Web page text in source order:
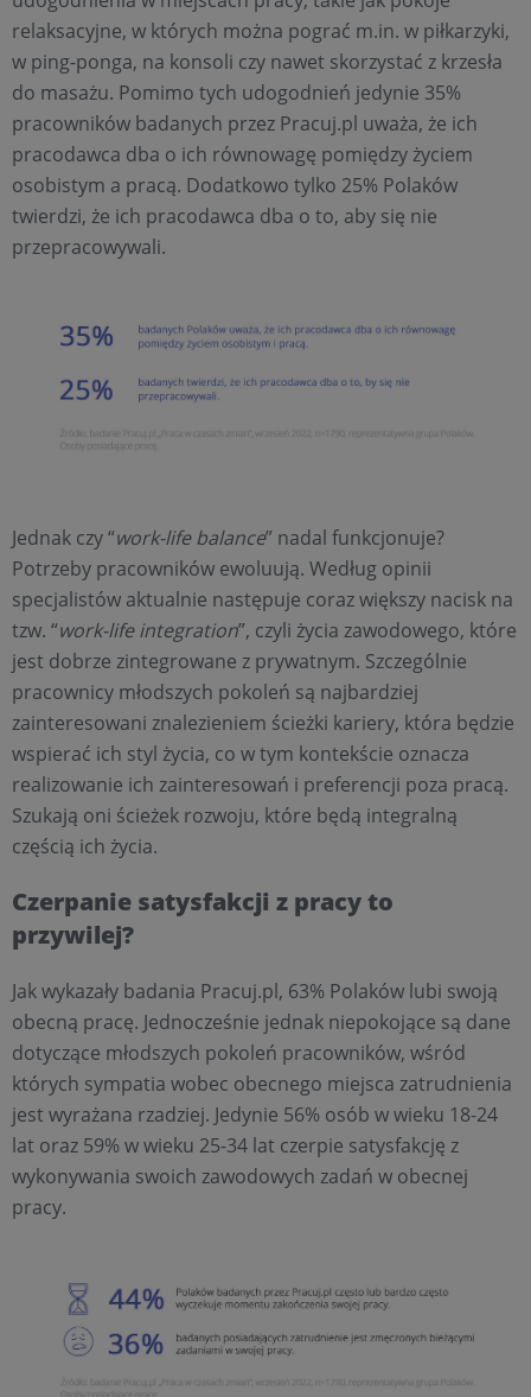
relaksacyjne, w których można pograć m.in. w piłkarzyki,
w ping-ponga, na konsoli czy nawet skorzystać z krzesła
do masażu. Pomimo tych udogodnień jedynie 35%
pracowników badanych przez Pracuj.pl uważa, że ich
pracodawca dba o ich równowagę pomiędzy życiem
osobistym a pracą. Dodatkowo tylko 25% Polaków
twierdzi, że ich pracodawca dba o to, aby się nie
przepracowywali.
Jednak czy “work-life balance” nadal funkcjonuje?
Potrzeby pracowników ewoluują. Według opinii
specjalistów aktualnie następuje coraz większy nacisk na
tzw. “work-life integration”, czyli życia zawodowego, które
jest dobrze zintegrowane z prywatnym. Szczególnie
pracownicy młodszych pokoleń są najbardziej
zainteresowani znalezieniem ścieżki kariery, która będzie
wspierać ich styl życia, co w tym kontekście oznacza
realizowanie ich zainteresowań i preferencji poza pracą.
Szukają oni ścieżek rozwoju, które będą integralną
częścią ich życia.
Czerpanie satysfakcji z pracy to
przywilej?
Jak wykazały badania Pracuj.pl, 63% Polaków lubi swoją
obecną pracę. Jednocześnie jednak niepokojące są dane
dotyczące młodszych pokoleń pracowników, wśród
których sympatia wobec obecnego miejsca zatrudnienia
jest wyrażana rzadziej. Jedynie 56% osób w wieku 18-24
lat oraz 59% w wieku 25-34 lat czerpie satysfakcję z
wykonywania swoich zawodowych zadań w obecnej
pracy.